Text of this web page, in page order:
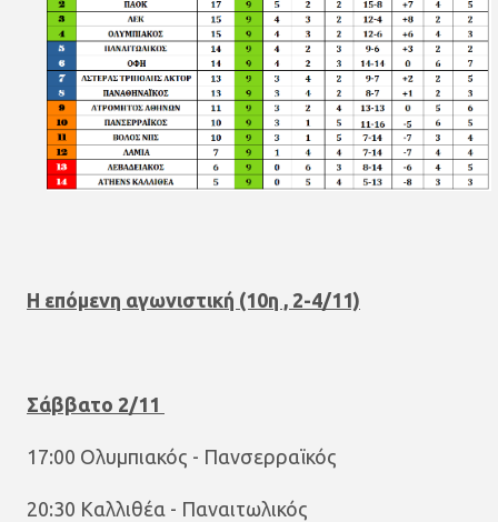
H επόμενη αγωνιστική (10η , 2-4/11)
Σάββατο 2/11
17:00 Ολυμπιακός - Πανσερραϊκός
20:30 Καλλιθέα - Παναιτωλικός